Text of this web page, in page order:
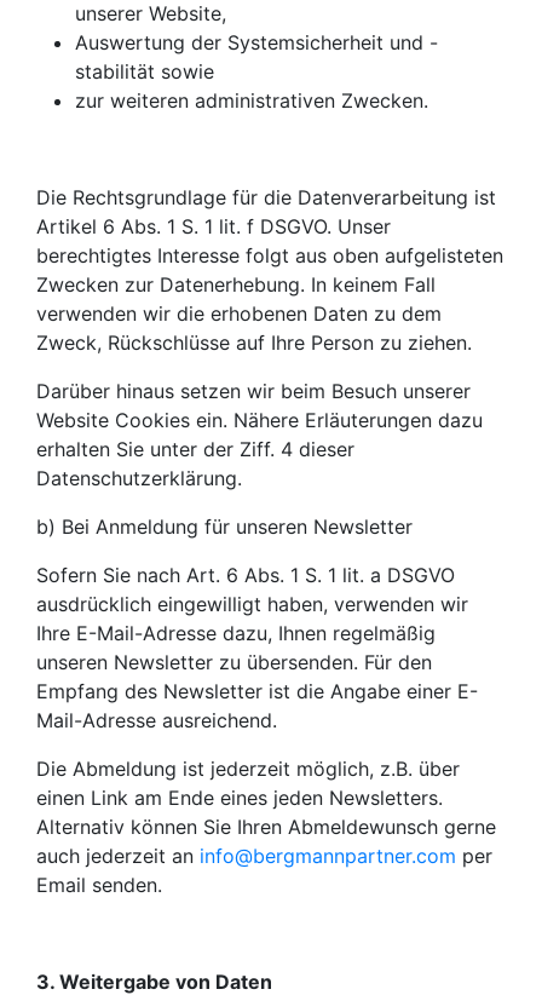
unserer Website,
Auswertung der Systemsicherheit und -
stabilität sowie
zur weiteren administrativen Zwecken.
Die Rechtsgrundlage für die Datenverarbeitung ist
Artikel 6 Abs. 1 S. 1 lit. f DSGVO. Unser
berechtigtes Interesse folgt aus oben aufgelisteten
Zwecken zur Datenerhebung. In keinem Fall
verwenden wir die erhobenen Daten zu dem
Zweck, Rückschlüsse auf Ihre Person zu ziehen.
Darüber hinaus setzen wir beim Besuch unserer
Website Cookies ein. Nähere Erläuterungen dazu
erhalten Sie unter der Ziff. 4 dieser
Datenschutzerklärung.
b) Bei Anmeldung für unseren Newsletter
Sofern Sie nach Art. 6 Abs. 1 S. 1 lit. a DSGVO
ausdrücklich eingewilligt haben, verwenden wir
Ihre E-Mail-Adresse dazu, Ihnen regelmäßig
unseren Newsletter zu übersenden. Für den
Empfang des Newsletter ist die Angabe einer E-
Mail-Adresse ausreichend.
Die Abmeldung ist jederzeit möglich, z.B. über
einen Link am Ende eines jeden Newsletters.
Alternativ können Sie Ihren Abmeldewunsch gerne
auch jederzeit an info@bergmannpartner.com per
Email senden.
3. Weitergabe von Daten